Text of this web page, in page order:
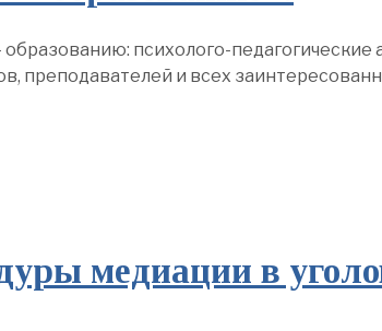
психолого-педагогические
преподавателей и всех
медиации в